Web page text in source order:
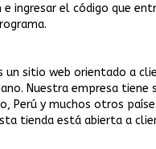
e ingresar el código que
un sitio web orientado a
Nuestra empresa tiene
Perú y muchos otros
tienda está abierta a